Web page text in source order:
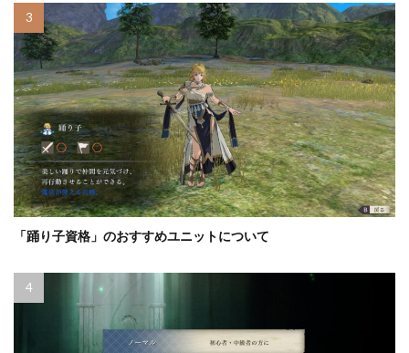
「踊り子資格」のおすすめユニットについて